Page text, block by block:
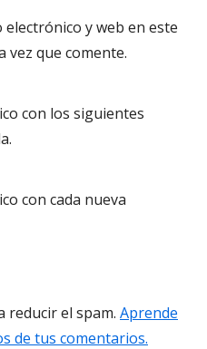
y web en este
vez que comente.
con los siguientes
con cada nueva
reducir el spam. Aprende
de tus comentarios.